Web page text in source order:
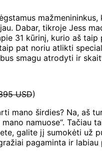
Dabar, tikroje Jess
31 kūrinį, kurio aš
pat noriu atlikti
smagu atrodyti ir
USD)
mano širdies? Na, aš
namuose“. Tačiau
galite jį sumokėti už
pagaminta ir